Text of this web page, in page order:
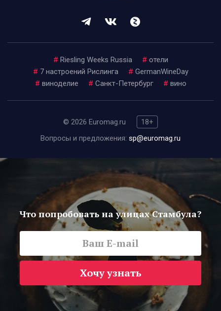
# Riesling Weeks Russia # отели
# 7 настроений Рислинга # GermanWineDay
# виноделие # Санкт-Петербург # вино
© 2026 Euromag.ru
18+
Вопросы и предложения: sp@euromag.ru
Что попробовать на улицах Стамбула?
Хочу узнать